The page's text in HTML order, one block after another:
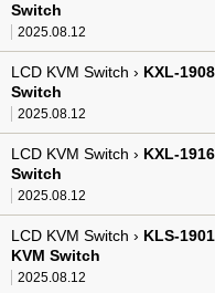
Switch
2025.08.12
LCD KVM Switch › KXL-
Switch
2025.08.12
LCD KVM Switch › KXL-
Switch
2025.08.12
LCD KVM Switch › KLS-
KVM Switch
2025.08.12